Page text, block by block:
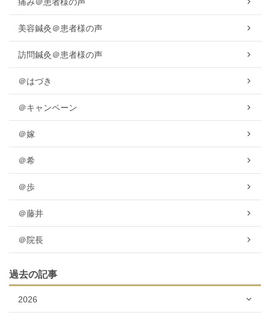
美容鍼灸＠患者様の声
訪問鍼灸＠患者様の声
＠はづき
＠キャンペーン
＠嫁
＠希
＠歩
＠藤井
＠院長
過去の記事
2026